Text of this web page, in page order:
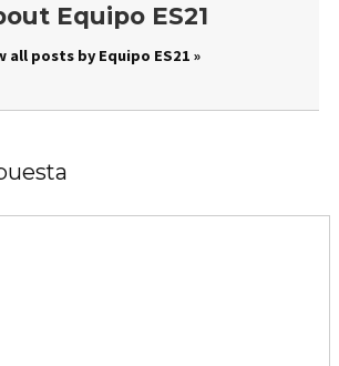
Equipo ES21
all posts by Equipo ES21 »